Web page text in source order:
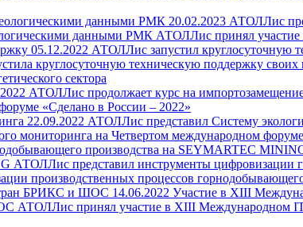
20.02.2023 АТОЛЛис
данными РМК АТОЛЛис принял участие
05.12.2022 АТОЛЛис запустил круглосуточную
круглосуточную техническую поддержку
сектора
АТОЛЛис продолжает курс на
«Сделано в России – 2022»
22.09.2022 АТОЛЛис представил Систему
мониторинга на Четвертом международном
АТОЛЛис представил инструменты цифровизации
производственных процессов
14.06.2022 Участие в XIII
АТОЛЛис принял участие в XIII Международном